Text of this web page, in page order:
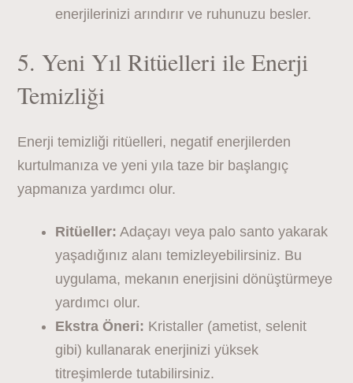
enerjilerinizi arındırır ve ruhunuzu besler.
5. Yeni Yıl Ritüelleri ile Enerji
Temizliği
Enerji temizliği ritüelleri, negatif enerjilerden
kurtulmanıza ve yeni yıla taze bir başlangıç
yapmanıza yardımcı olur.
Ritüeller: Adaçayı veya palo santo yakarak
yaşadığınız alanı temizleyebilirsiniz. Bu
uygulama, mekanın enerjisini dönüştürmeye
yardımcı olur.
Ekstra Öneri: Kristaller (ametist, selenit
gibi) kullanarak enerjinizi yüksek
titreşimlerde tutabilirsiniz.